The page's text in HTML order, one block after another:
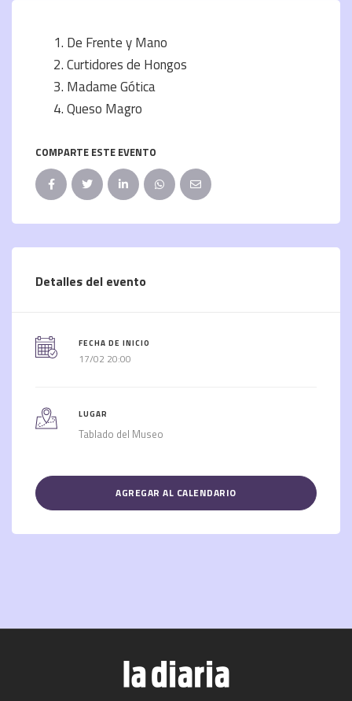
De Frente y Mano
Curtidores de Hongos
Madame Gótica
Queso Magro
COMPARTE ESTE EVENTO
Detalles del evento
FECHA DE INICIO
17/02 20:00
LUGAR
Tablado del Museo
AGREGAR AL CALENDARIO